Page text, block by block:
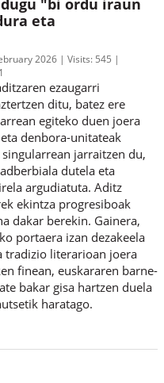
"bi ordu iraun
eta
2026 Visits: 545
1
ezaugarri
ditu, batez ere
egiteko duen joera
denbora-unitateak
jarraitzen du,
dutela eta
argudiatuta. Aditz
ekintza progresiboak
dakar berekin. Gainera,
portaera izan dezakeela
tradizio literarioan joera
finean, euskararen barne-
bakar gisa hartzen duela
haratago.